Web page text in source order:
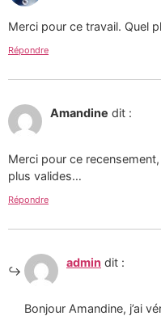
Merci pour ce travail. Quel
Répondre
Amandine dit :
Merci pour ce
plus valides…
Répondre
admin dit :
Bonjour Amandine, j’ai